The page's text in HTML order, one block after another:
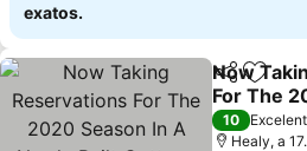
exatos.
Partilhar
Now
For The
Newly
Ver
10
Healy, a